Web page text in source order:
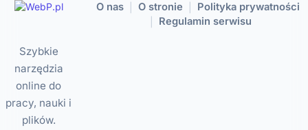
Szybkie
narzędzia
online do
pracy, nauki i
plików.
O nas O stronie Polityka prywatności
Regulamin serwisu